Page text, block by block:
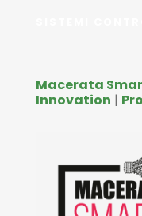
Macerata
Innovation |